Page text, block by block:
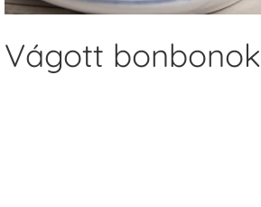
Vágott bonbonok